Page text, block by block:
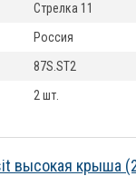
Стрелка 11
Россия
87S.ST2
2 шт.
высокая крыша